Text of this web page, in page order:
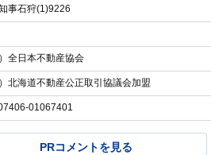
事石狩(1)9226
）全日本不動産協会
）北海道不動産公正取引協議会加盟
01067401
PRコメントを見る